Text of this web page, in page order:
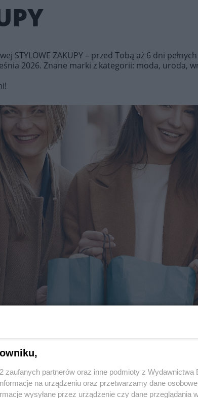
STYLOWE ZAKUPY – przed Tobą aż 6 dni
2026. Znane marki z kategorii: moda, uroda,
zakupy
zaufanych partnerów oraz inne podmioty z
na urządzeniu oraz przetwarzamy dane
wysyłane przez urządzenie czy dane przeglądania